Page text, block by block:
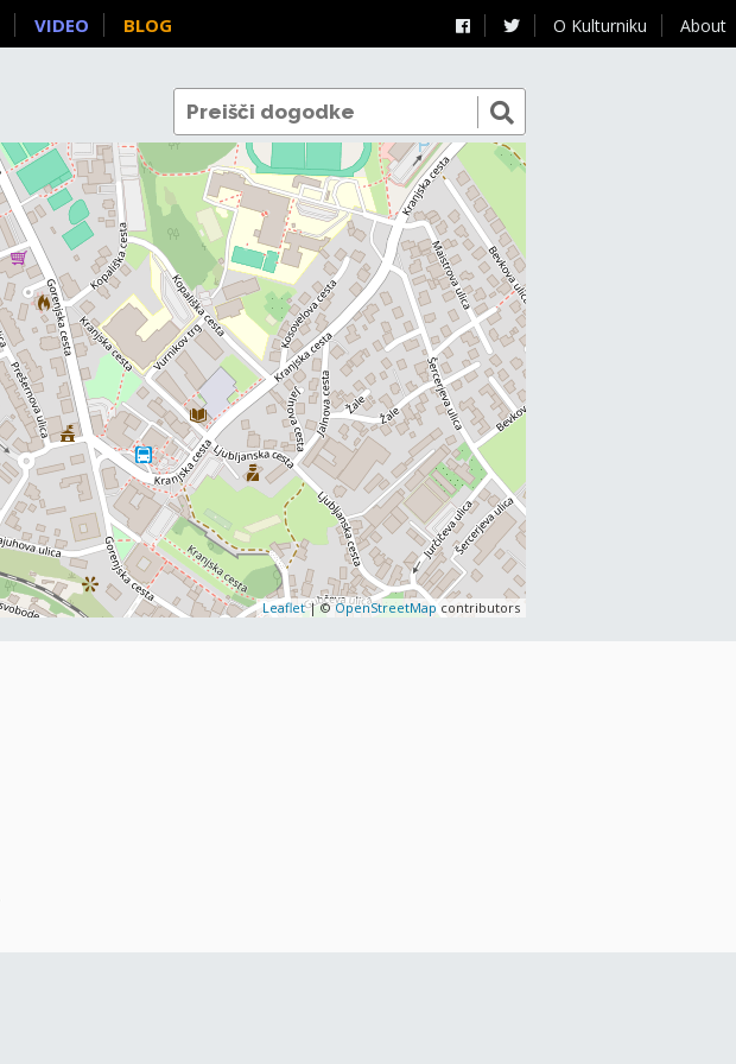
O Kulturniku About
VIDEO BLOG
Leaflet| ©OpenStreetMap contributors